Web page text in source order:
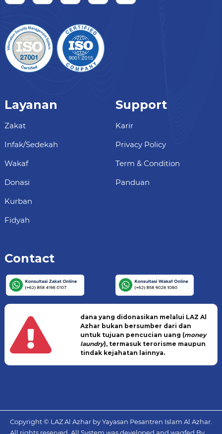
Layanan
Zakat
Infak/Sedekah
Wakaf
Donasi
Kurban
Fidyah
Support
Karir
Privacy Policy
Term & Condition
Panduan
Contact
dana yang didonasikan melalui LAZ Al
Azhar bukan bersumber dari dan
untuk tujuan pencucian uang (money
laundry), termasuk terorisme maupun
tindak kejahatan lainnya.
Copyright © LAZ Al Azhar by Yayasan Pesantren Islam Al Azhar.